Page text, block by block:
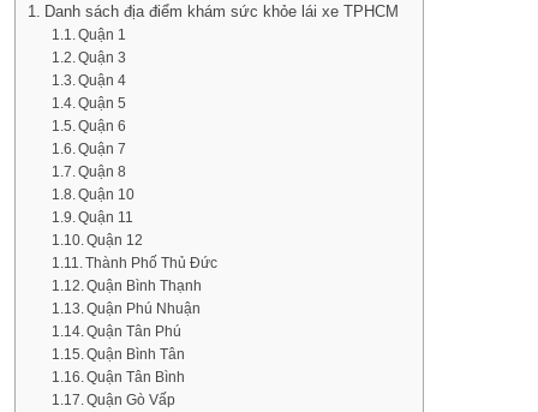
Danh sách địa điểm khám sức khỏe lái xe TPHCM
Quận 1
Quận 3
Quận 4
Quận 5
Quận 6
Quận 7
Quận 8
Quận 10
Quận 11
Quận 12
Thành Phố Thủ Đức
Quận Bình Thạnh
Quận Phú Nhuận
Quận Tân Phú
Quận Bình Tân
Quận Tân Bình
Quận Gò Vấp